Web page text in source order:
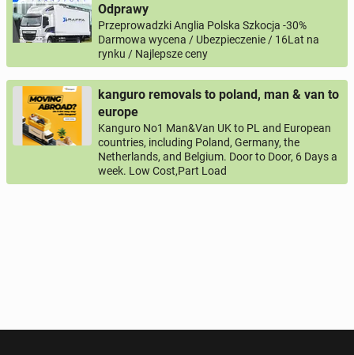
Odprawy
Przeprowadzki Anglia Polska Szkocja -30%
Darmowa wycena / Ubezpieczenie / 16Lat na
rynku / Najlepsze ceny
kanguro removals to poland, man & van to
europe
Kanguro No1 Man&Van UK to PL and European
countries, including Poland, Germany, the
Netherlands, and Belgium. Door to Door, 6 Days a
week. Low Cost,Part Load